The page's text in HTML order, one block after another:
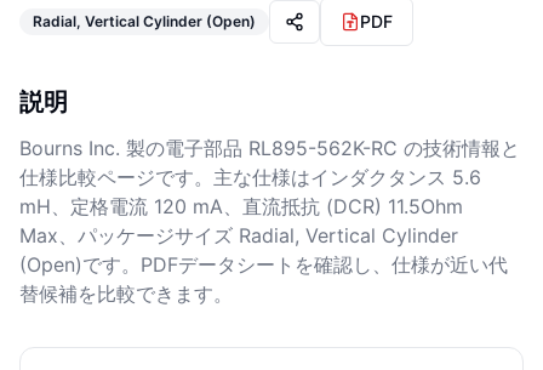
Radial, Vertical Cylinder (Open) PDF
説明
Bourns Inc. 製の電子部品 RL895-562K-RC の技術情報と
仕様比較ページです。主な仕様はインダクタンス 5.6
mH、定格電流 120 mA、直流抵抗 (DCR) 11.5Ohm
Max、パッケージサイズ Radial, Vertical Cylinder
(Open)です。PDFデータシートを確認し、仕様が近い代
替候補を比較できます。